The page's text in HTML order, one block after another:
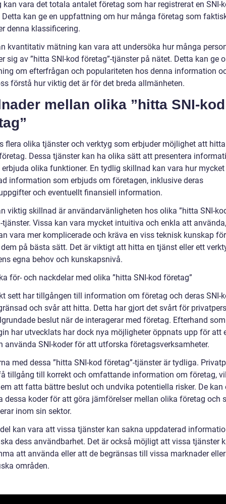
kan vara det totala antalet företag som har registrerat en SNI-
Detta kan ge en uppfattning om hur många företag som
denna klassificering.
kvantitativ mätning kan vara att undersöka hur många
sig av ”hitta SNI-kod företag”-tjänster på nätet. Detta kan ge
om efterfrågan och populariteten hos denna information
förstå hur viktig det är för det breda allmänheten.
mellan olika ”hitta SNI-kod
flera olika tjänster och verktyg som erbjuder möjlighet att hitta
Dessa tjänster kan ha olika sätt att presentera
olika funktioner. En tydlig skillnad kan vara hur mycket
information som erbjuds om företagen, inklusive deras
och eventuellt finansiell information.
viktig skillnad är användarvänligheten hos olika ”hitta SNI-
tjänster. Vissa kan vara mycket intuitiva och enkla att
vara mer komplicerade och kräva en viss teknisk kunskap
på bästa sätt. Det är viktigt att hitta en tjänst eller ett
egna behov och kunskapsnivå.
för- och nackdelar med olika ”hitta SNI-kod företag”
sett har tillgången till information om företag och deras SNI-
och svår att hitta. Detta har gjort det svårt för
beslut när de interagerar med företag. Efterhand som
har utvecklats har dock nya möjligheter öppnats upp för att
använda SNI-koder för att utforska företagsverksamheter.
med dessa ”hitta SNI-kod företag”-tjänster är tydliga.
tillgång till korrekt och omfattande information om företag,
att fatta bättre beslut och undvika potentiella risker. De kan
dessa koder för att göra jämförelser mellan olika företag och
inom sin sektor.
kan vara att vissa tjänster kan sakna uppdaterad
dess användbarhet. Det är också möjligt att vissa tjänster
att använda eller att de begränsas till vissa marknader eller
områden.